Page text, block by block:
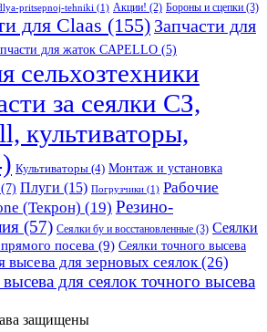
pritsepnoj-tehniki (1) Акции! (2) Бороны и сцепки (3)
для Claas (155) Запчасти для
для жаток CAPELLO (5)
сельхозтехники
за сеялки СЗ,
культиваторы,
Культиваторы (4) Монтаж и установка
(7) Плуги (15) Погрузчики (1) Рабочие
(Текрон) (19) Резино-
(57) Сеялки бу и восстановленные (3) Сеялки
посева (9) Сеялки точного высева
высева для зерновых сеялок(26)
для сеялок точного высева
защищены